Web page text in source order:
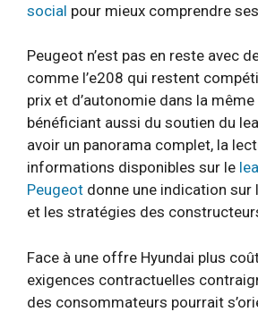
social pour mieux comprendre
Peugeot n’est pas en reste avec
comme l’e208 qui restent
prix et d’autonomie dans la
bénéficiant aussi du soutien du
avoir un panorama complet, la
informations disponibles sur le
Peugeot donne une indication sur
et les stratégies des
Face à une offre Hyundai plus
exigences contractuelles
des consommateurs pourrait